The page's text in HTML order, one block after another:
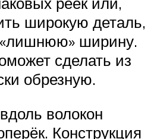
широкую деталь,
«лишнюю» ширину.
сделать из
обрезную.
волокон
Конструкция